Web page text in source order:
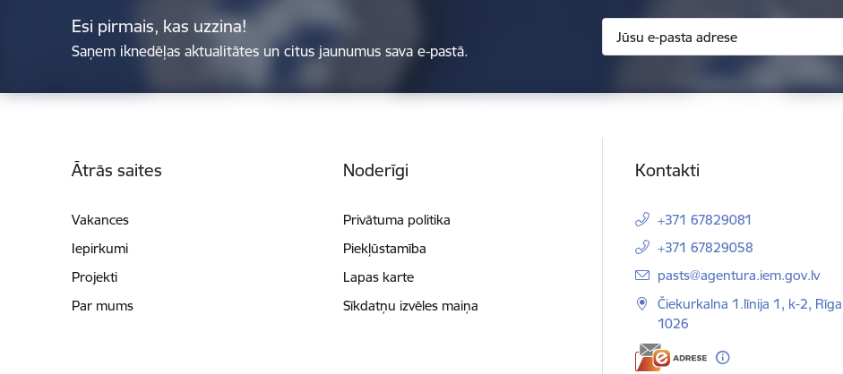
Esi pirmais, kas uzzina!
Saņem iknedēļas aktualitātes un citus jaunumus sava e-pastā.
Ātrās saites
Vakances
Iepirkumi
Projekti
Par mums
Noderīgi
Privātuma politika
Piekļūstamība
Lapas karte
Sīkdatņu izvēles maiņa
Kontakti
+371 67829081
+371 67829058
E-pasts:
pasts@agentura.iem.gov.lv
Čiekurkalna 1.līnija 1, k-2,
1026